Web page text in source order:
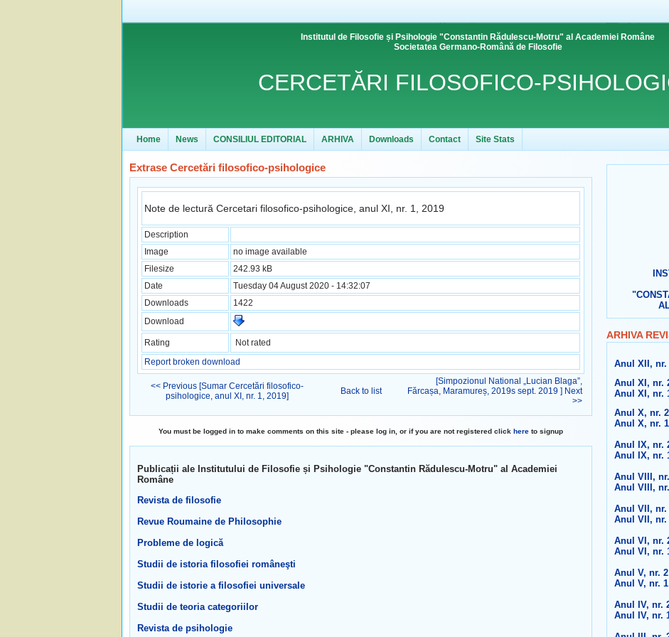
Institutul de Filosofie și Psihologie "Constantin Rădulescu-Motru" al Academiei Române
Societatea Germano-Română de Filosofie
CERCETĂRI FILOSOFICO-
Home News CONSILIUL EDITORIAL ARHIVA Downloads Contact Site Stats
Extrase Cercetări filosofico-psihologice
Note de lectură Cercetari filosofico-psihologice, anul XI, nr. 1, 2019
Description
Image
no image available
Filesize
242.93 kB
Date
Tuesday 04 August 2020 - 14:32:07
Downloads
1422
Download
Rating
Not rated
Report broken download
<< Previous [Sumar Cercetări filosofico-
psihologice, anul XI, nr. 1, 2019]
Back to list
[Simpozionul National „Lucian Blaga”,
Fărcașa, Maramureș, 2019s sept. 2019 ] Next
>>
You must be logged in to make comments on this site - please log in, or if you are not registered click here to signup
Publicații ale Institutului de Filosofie și Psihologie "Constantin Rădulescu-Motru" al Academiei
Române
Revista de filosofie
Revue Roumaine de Philosophie
Probleme de logică
Studii de istoria filosofiei româneşti
Studii de istorie a filosofiei universale
Studii de teoria categoriilor
Revista de psihologie
ARHIVA
Anul XII, nr.
Anul XI, nr.
Anul XI, nr.
Anul X, nr.
Anul X, nr.
Anul IX, nr.
Anul IX, nr.
Anul VIII,
Anul VIII,
Anul VII, nr.
Anul VII, nr.
Anul VI, nr.
Anul VI, nr.
Anul V, nr. 2
Anul V, nr.
Anul IV, nr.
Anul IV, nr.